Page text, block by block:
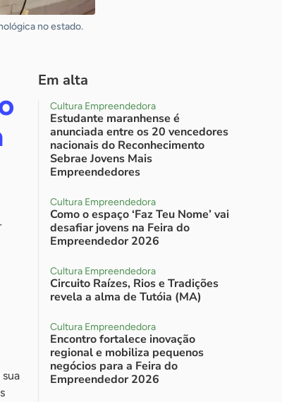
no estado.
Em alta
Cultura Empreendedora
Estudante maranhense é
anunciada entre os 20 vencedores
nacionais do Reconhecimento
Sebrae Jovens Mais
Empreendedores
Cultura Empreendedora
Como o espaço ‘Faz Teu Nome’ vai
desafiar jovens na Feira do
Empreendedor 2026
Cultura Empreendedora
Circuito Raízes, Rios e Tradições
revela a alma de Tutóia (MA)
Cultura Empreendedora
Encontro fortalece inovação
regional e mobiliza pequenos
negócios para a Feira do
Empreendedor 2026